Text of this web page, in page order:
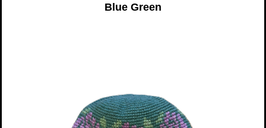
Blue Green